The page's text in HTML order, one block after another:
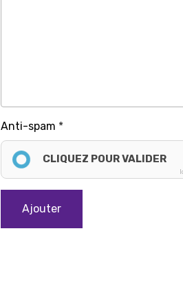
Anti-spam
CLIQUEZ POUR VALIDER
Ajouter